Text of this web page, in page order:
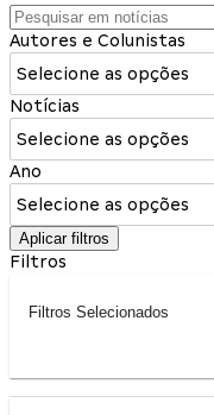
Autores e Colunistas
Selecione as opções
Notícias
Selecione as opções
Ano
Selecione as opções
Aplicar filtros
Filtros
Filtros Selecionados